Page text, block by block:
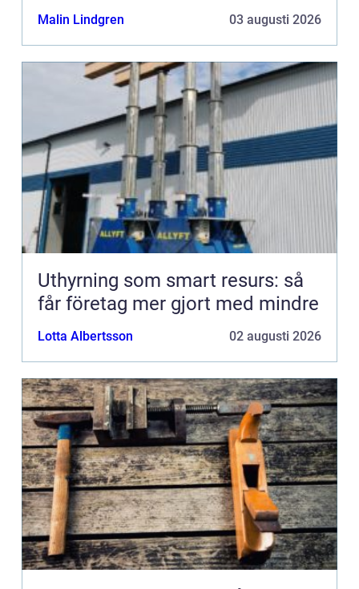
Malin Lindgren 03 augusti 2026
Uthyrning som smart resurs: så
får företag mer gjort med mindre
Lotta Albertsson 02 augusti 2026